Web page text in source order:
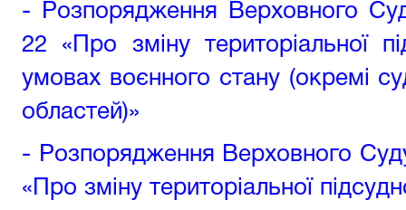
- Розпорядження Верховного
22 «Про зміну територіальної
умовах воєнного стану (окремі
областей)»
- Розпорядження Верховного
«Про зміну територіальної